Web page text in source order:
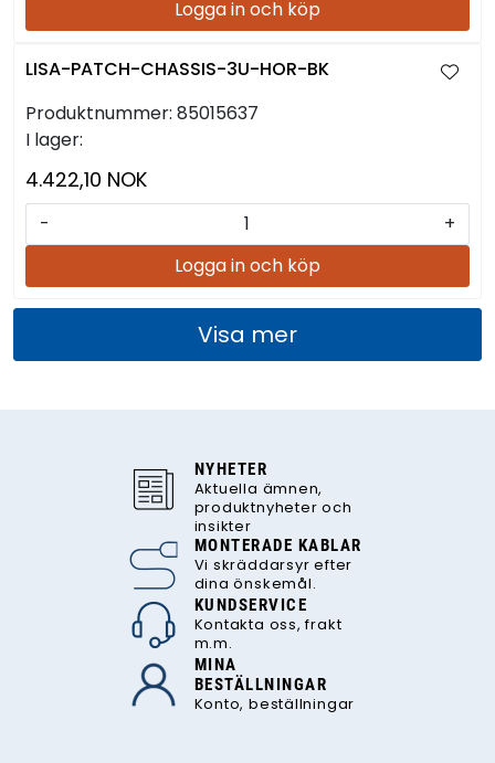
Logga in och köp
LISA-PATCH-CHASSIS-3U-HOR-BK
Produktnummer: 85015637
I lager:
4.422,10 NOK
-
+
Logga in och köp
Visa mer
NYHETER
Aktuella ämnen,
produktnyheter och
insikter
MONTERADE KABLAR
Vi skräddarsyr efter
dina önskemål.
KUNDSERVICE
Kontakta oss, frakt
m.m.
MINA
BESTÄLLNINGAR
Konto, beställningar